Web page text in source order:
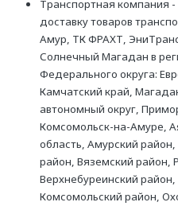
Транспортная компания
доставку товаров
Амур, ТК ФРАХТ,
Солнечный Магадан в
Федерального округа:
Камчатский край,
автономный округ,
Комсомольск-на-Амуре,
область, Амурский
район, Вяземский район,
Верхнебуреинский
Комсомольский район,